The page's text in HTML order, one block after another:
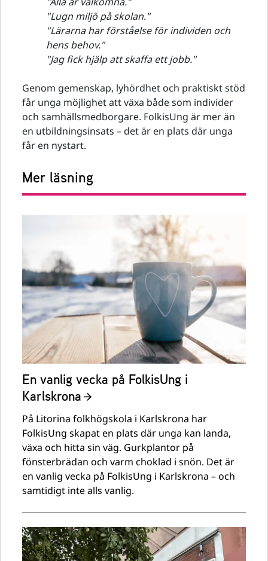
"Lugn miljö på skolan."
"Lärarna har förståelse för individen och
hens behov."
"Jag fick hjälp att skaffa ett jobb."
Genom gemenskap, lyhördhet och praktiskt stöd
får unga möjlighet att växa både som individer
och samhällsmedborgare. FolkisUng är mer än
en utbildningsinsats – det är en plats där unga
får en nystart.
Mer läsning
En vanlig vecka på FolkisUng i
Karlskrona
På Litorina folkhögskola i Karlskrona har
FolkisUng skapat en plats där unga kan landa,
växa och hitta sin väg. Gurkplantor på
fönsterbrädan och varm choklad i snön. Det är
en vanlig vecka på FolkisUng i Karlskrona – och
samtidigt inte alls vanlig.